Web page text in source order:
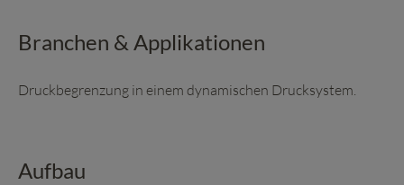
Branchen & Applikationen
Druckbegrenzung in einem dynamischen Drucksystem.
Aufbau